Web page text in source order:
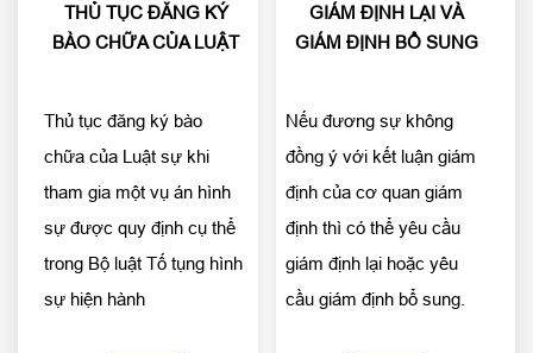
THỦ TỤC ĐĂNG KÝ
BÀO CHỮA CỦA LUẬT
Thủ tục đăng ký bào
chữa của Luật sự khi
tham gia một vụ án hình
sự được quy định cụ thể
trong Bộ luật Tố tụng hình
sự hiện hành
GIÁM ĐỊNH LẠI VÀ
GIÁM ĐỊNH BỔ SUNG
Nếu đương sự không
đồng ý với kết luận giám
định của cơ quan giám
định thì có thể yêu cầu
giám định lại hoặc yêu
cầu giám định bổ sung.